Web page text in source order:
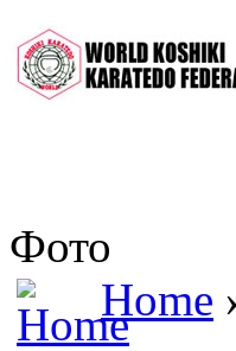
Фото
Home